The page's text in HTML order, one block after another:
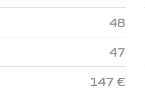
48
47
147 €